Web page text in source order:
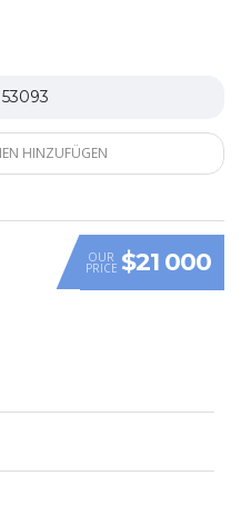
HINZUFÜGEN
OUR
PRICE $21 000